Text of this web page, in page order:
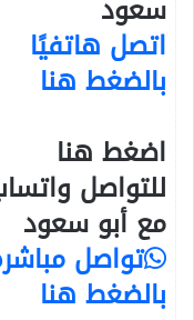
سعود
اتصل هاتفيًا
بالضغط هنا
اضغط هنا
للتواصل
مع أبو سعود
تواصل
بالضغط هنا